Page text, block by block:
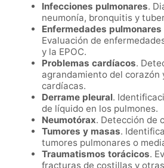
Infecciones pulmonares.
neumonía, bronquitis y
Enfermedades
Evaluación de
y la EPOC.
Problemas cardíacos.
agrandamiento del corazón
cardíacas.
Derrame pleural.
de líquido en los pulmones.
Neumotórax. Detección de
Tumores y masas.
tumores pulmonares o
Traumatismos torácicos.
fracturas de costillas y